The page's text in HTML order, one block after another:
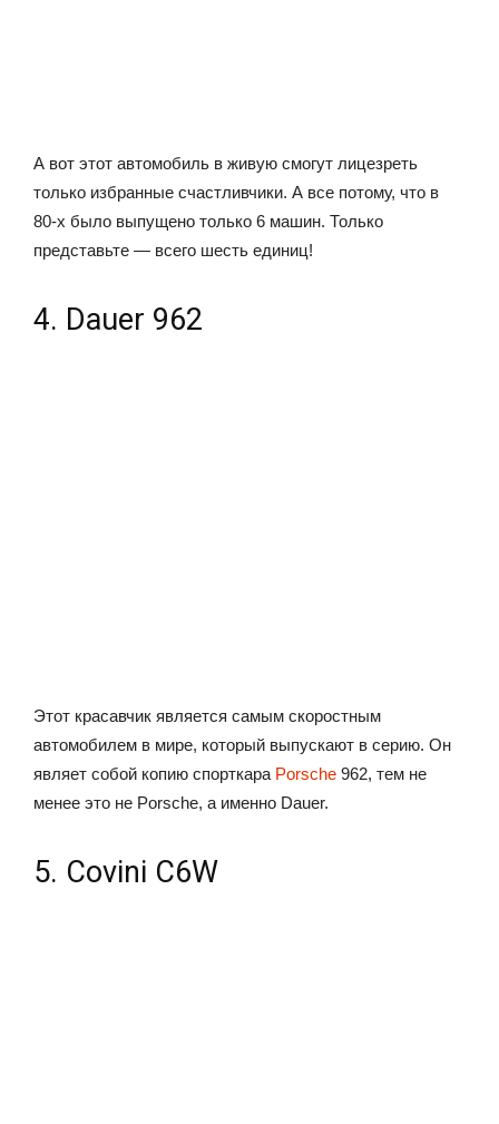
А вот этот автомобиль в живую смогут лицезреть
только избранные счастливчики. А все потому, что в
80-х было выпущено только 6 машин. Только
представьте — всего шесть единиц!
4. Dauer 962
Этот красавчик является самым скоростным
автомобилем в мире, который выпускают в серию. Он
являет собой копию спорткара Porsche 962, тем не
менее это не Porsche, а именно Dauer.
5. Covini C6W